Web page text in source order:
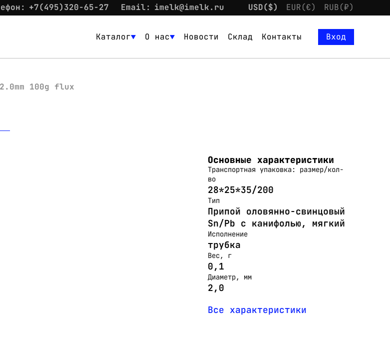
+7(495)320-65-27 Email: imelk@imelk.ru USD($) EUR(€) RUB(₽)
Каталог О нас Новости Склад Контакты
Вход
100g flux
Основные характеристики
Транспортная упаковка: размер/кол-
во
28*25*35/200
Тип
Припой оловянно-свинцовый
Sn/Pb с канифолью, мягкий
Исполнение
трубка
Вес, г
0,1
Диаметр, мм
2,0
Все характеристики